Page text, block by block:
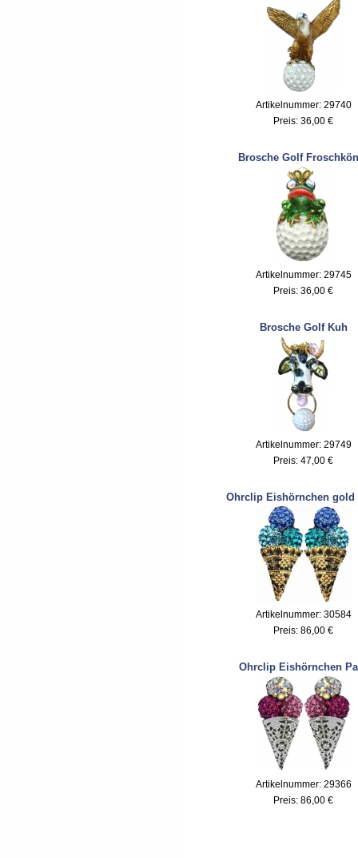
Artikelnummer: 29740
Preis: 36,00 €
Brosche Golf
Artikelnummer: 29745
Preis: 36,00 €
Brosche Golf Kuh
Artikelnummer: 29749
Preis: 47,00 €
Ohrclip Eishörnchen gold
Artikelnummer: 30584
Preis: 86,00 €
Ohrclip Eishörnchen
Artikelnummer: 29366
Preis: 86,00 €